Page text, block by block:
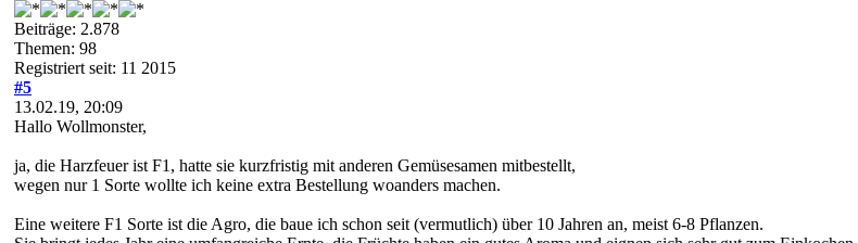
Beiträge: 2.878
Themen: 98
Registriert seit: 11 2015
#5
13.02.19, 20:09
Hallo Wollmonster,
ja, die Harzfeuer ist F1, hatte sie kurzfristig mit anderen Gemüsesamen mitbestellt,
wegen nur 1 Sorte wollte ich keine extra Bestellung woanders machen.
Eine weitere F1 Sorte ist die Agro, die baue ich schon seit (vermutlich) über 10 Jahren an, meist 6-8 Pflanzen.